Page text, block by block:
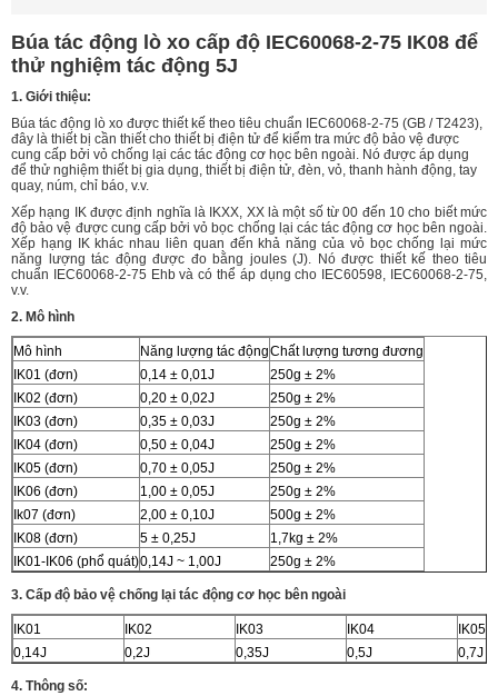
Búa tác động lò xo cấp độ IEC60068-2-75 IK08 để
thử nghiệm tác động 5J
1. Giới thiệu:
Búa tác động lò xo được thiết kế theo tiêu chuẩn IEC60068-2-75 (GB / T2423),
đây là thiết bị cần thiết cho thiết bị điện tử để kiểm tra mức độ bảo vệ được
cung cấp bởi vỏ chống lại các tác động cơ học bên ngoài. Nó được áp dụng
để thử nghiệm thiết bị gia dụng, thiết bị điện tử, đèn, vỏ, thanh hành động, tay
quay, núm, chỉ báo, v.v.
Xếp hạng IK được định nghĩa là IKXX, XX là một số từ 00 đến 10 cho biết mức
độ bảo vệ được cung cấp bởi vỏ bọc chống lại các tác động cơ học bên ngoài.
Xếp hạng IK khác nhau liên quan đến khả năng của vỏ bọc chống lại mức
năng lượng tác động được đo bằng joules (J). Nó được thiết kế theo tiêu
chuẩn IEC60068-2-75 Ehb và có thể áp dụng cho IEC60598, IEC60068-2-75,
v.v.
2. Mô hình
Mô hình Năng lượng tác độngChất lượng tương đương
IK01 (đơn)
0,14 ± 0,01J
250g ± 2%
IK02 (đơn)
0,20 ± 0,02J
250g ± 2%
IK03 (đơn)
0,35 ± 0,03J
250g ± 2%
IK04 (đơn)
0,50 ± 0,04J
250g ± 2%
IK05 (đơn)
0,70 ± 0,05J
250g ± 2%
IK06 (đơn)
1,00 ± 0,05J
250g ± 2%
Ik07 (đơn)
2,00 ± 0,10J
500g ± 2%
IK08 (đơn)
5 ± 0,25J
1,7kg ± 2%
IK01-IK06 (phổ quát)0,14J ~ 1,00J 250g ± 2%
3. Cấp độ bảo vệ chống lại tác động cơ học bên ngoài
IK01 IK02 IK03 IK04
IK05
0,14J
0,2J 0,35J 0,5J 0,7J
4. Thông số: